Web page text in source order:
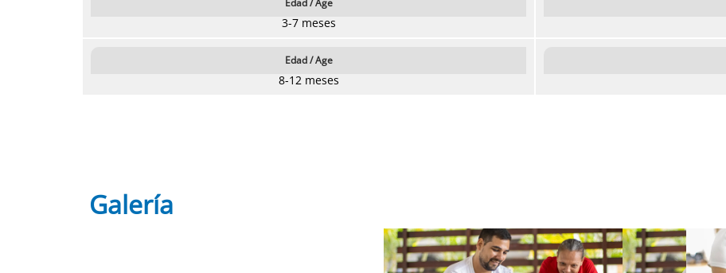
Edad / Age
3-7 meses
Edad / Age
8-12 meses
Galería